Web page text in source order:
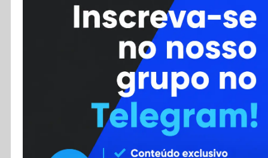
Cursos
Enviar Dica